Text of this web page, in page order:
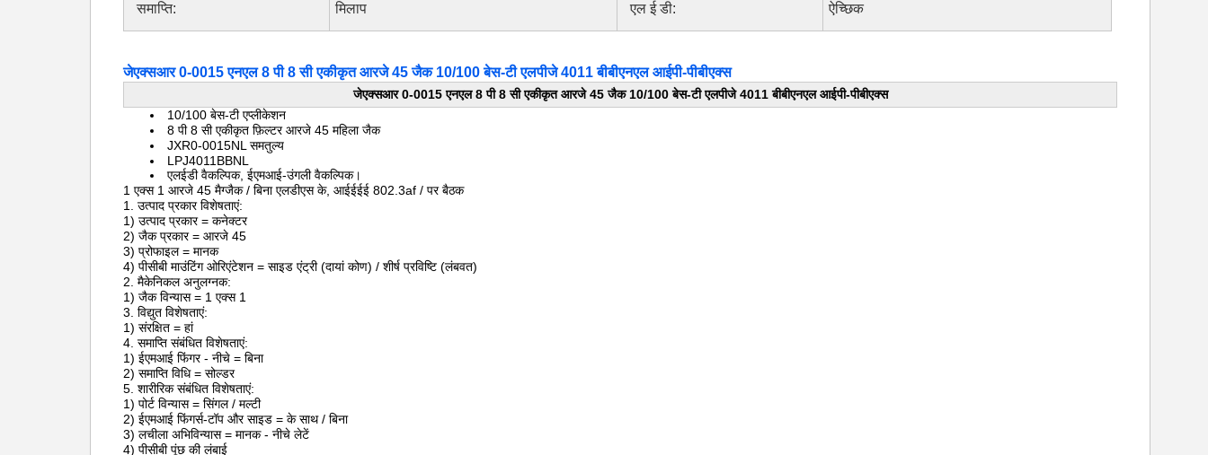
समाप्ति: मिलाप एल ई डी: ऐच्छिक
जेएक्सआर 0-0015 एनएल 8 पी 8 सी एकीकृत आरजे 45 जैक 10/100 बेस-टी एलपीजे 4011 बीबीएनएल आईपी-पीबीएक्स
जेएक्सआर 0-0015 एनएल 8 पी 8 सी एकीकृत आरजे 45 जैक 10/100 बेस-टी एलपीजे 4011 बीबीएनएल आईपी-पीबीएक्स
10/100 बेस-टी एप्लीकेशन
8 पी 8 सीएकीकृत फ़िल्टर आरजे 45 महिला जैक
JXR0-0015NL समतुल्य
LPJ4011BBNL
एलईडी वैकल्पिक, ईएमआई-उंगली वैकल्पिक।
1 एक्स 1 आरजे 45 मैग्जैक / बिना एलडीएस के, आईईईई 802.3af / पर बैठक
1. उत्पाद प्रकार विशेषताएं:
1) उत्पाद प्रकार = कनेक्टर
2) जैक प्रकार = आरजे 45
3) प्रोफाइल = मानक
4) पीसीबी माउंटिंग ओरिएंटेशन = साइड एंट्री (दायां कोण) / शीर्ष प्रविष्टि (लंबवत)
2. मैकेनिकल अनुलग्नक:
1) जैक विन्यास = 1 एक्स 1
3. विद्युत विशेषताएं:
1) संरक्षित = हां
4. समाप्ति संबंधित विशेषताएं:
1) ईएमआई फिंगर - नीचे = बिना
2) समाप्ति विधि = सोल्डर
5. शारीरिक संबंधित विशेषताएं:
1) पोर्ट विन्यास = सिंगल / मल्टी
2) ईएमआई फिंगर्स-टॉप और साइड = के साथ / बिना
3) लचीला अभिविन्यास = मानक - नीचे लेटें
4) पीसीबी पूंछ की लंबाई